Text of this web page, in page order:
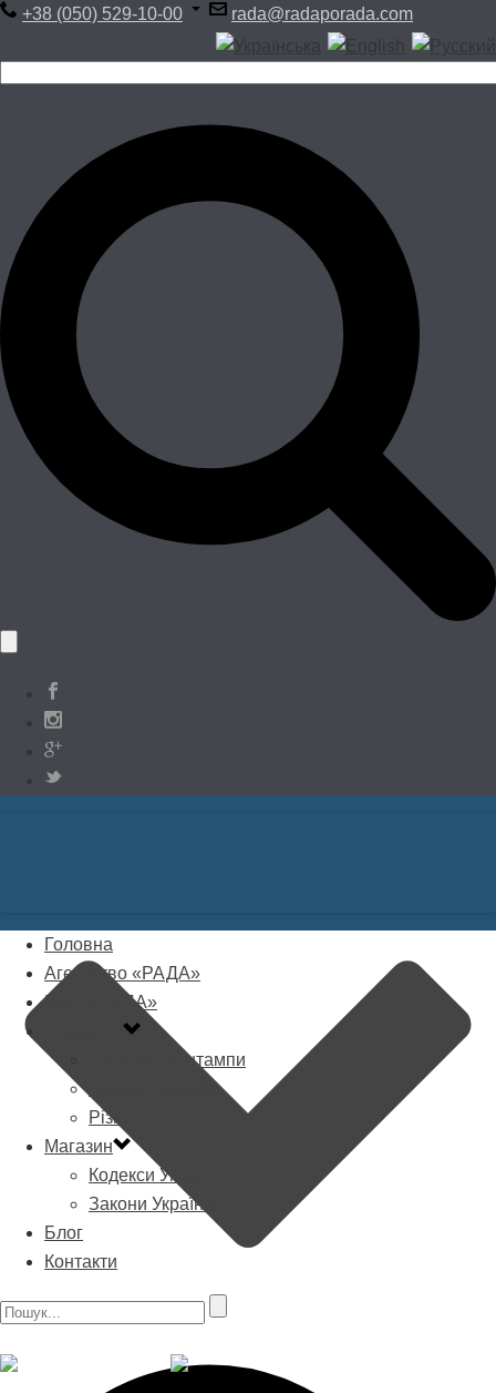
+38 (050) 529-10-00 rada@radaporada.com
Головна
Агентство «РАДА»
МАО «РАДА»
Печатки та штампи
Художні вироби
Різне
Магазин
Кодекси України
Закони України
Блог
Контакти